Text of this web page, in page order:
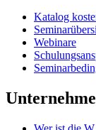
Katalog
Webinare